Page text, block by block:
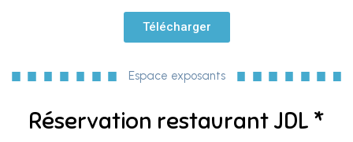
Télécharger
Espace exposants
Réservation restaurant JDL *